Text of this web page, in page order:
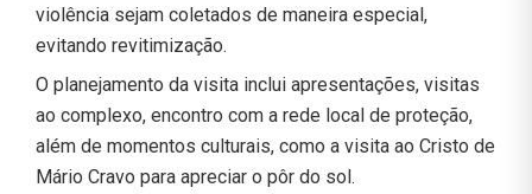
violência sejam coletados de maneira especial,
evitando revitimização.
O planejamento da visita inclui apresentações, visitas
ao complexo, encontro com a rede local de proteção,
além de momentos culturais, como a visita ao Cristo de
Mário Cravo para apreciar o pôr do sol.